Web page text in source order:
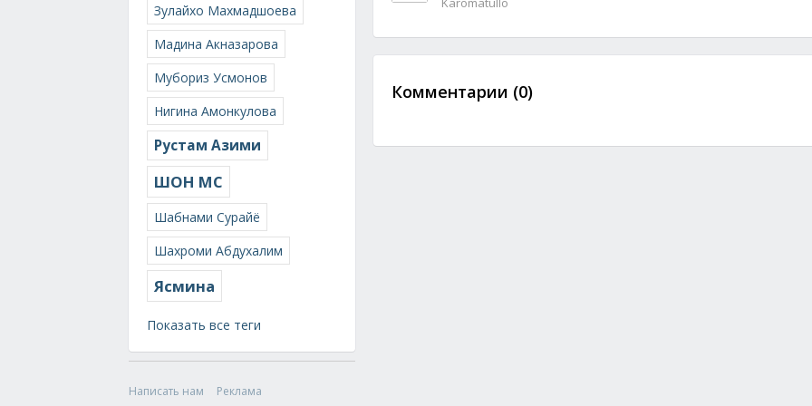
Зулайхо Махмадшоева
Мадина Акназарова
Мубориз Усмонов
Нигина Амонкулова
Рустам Азими
ШОН МС
Шабнами Сурайё
Шахроми Абдухалим
Ясмина
Показать все теги
Написать нам
Реклама
Комментарии (0)